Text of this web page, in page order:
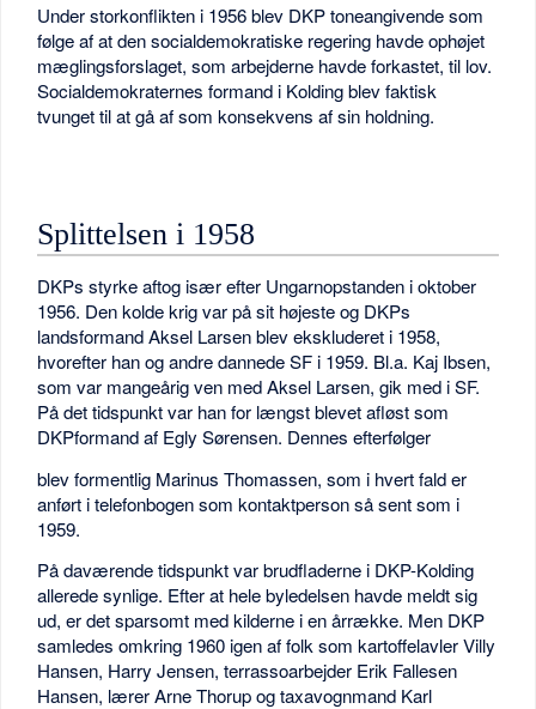
Under storkonflikten i 1956 blev DKP toneangivende som
følge af at den socialdemokratiske regering havde ophøjet
mæglingsforslaget, som arbejderne havde forkastet, til lov.
Socialdemokraternes formand i Kolding blev faktisk
tvunget til at gå af som konsekvens af sin holdning.
Splittelsen i 1958
DKPs styrke aftog især efter Ungarnopstanden i oktober
1956. Den kolde krig var på sit højeste og DKPs
landsformand Aksel Larsen blev ekskluderet i 1958,
hvorefter han og andre dannede SF i 1959. Bl.a. Kaj Ibsen,
som var mangeårig ven med Aksel Larsen, gik med i SF.
På det tidspunkt var han for længst blevet afløst som
DKPformand af Egly Sørensen. Dennes efterfølger
blev formentlig Marinus Thomassen, som i hvert fald er
anført i telefonbogen som kontaktperson så sent som i
1959.
På daværende tidspunkt var brudfladerne i DKP-Kolding
allerede synlige. Efter at hele byledelsen havde meldt sig
ud, er det sparsomt med kilderne i en årrække. Men DKP
samledes omkring 1960 igen af folk som kartoffelavler Villy
Hansen, Harry Jensen, terrassoarbejder Erik Fallesen
Hansen, lærer Arne Thorup og taxavognmand Karl